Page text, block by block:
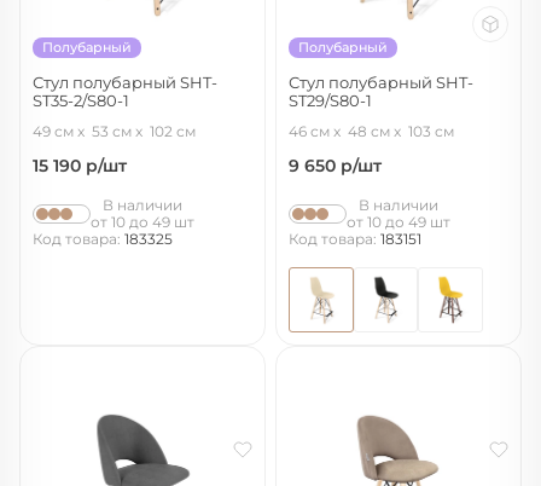
Полубарный
Стул полубарный SHT-
ST35-2/S80-1
лак/черный
49 см 53 см 102 см
15 190 р/шт
В наличии
от 10 до 49 шт
Код товара: 183325
Полубарный
Стул полубарный SHT-
ST29/S80-1
46 см 48 см 103 см
9 650 р/шт
В наличии
от 10 до 49 шт
Код товара: 183151